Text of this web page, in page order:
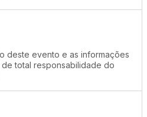
deste evento e as informações
total responsabilidade do